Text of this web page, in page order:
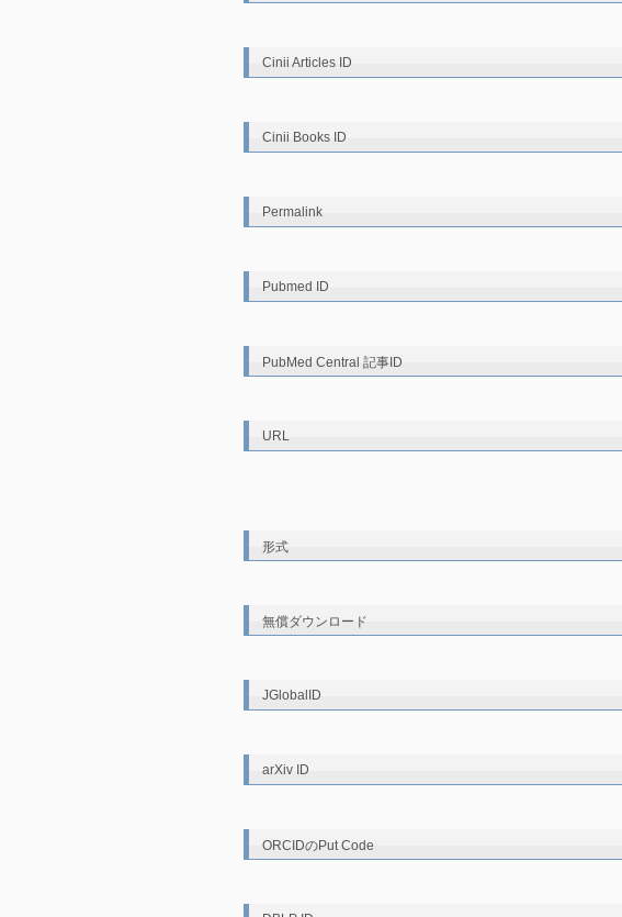
Cinii Articles ID
Cinii Books ID
Permalink
Pubmed ID
PubMed Central 記事ID
URL
形式
無償ダウンロード
JGlobalID
arXiv ID
ORCIDのPut Code